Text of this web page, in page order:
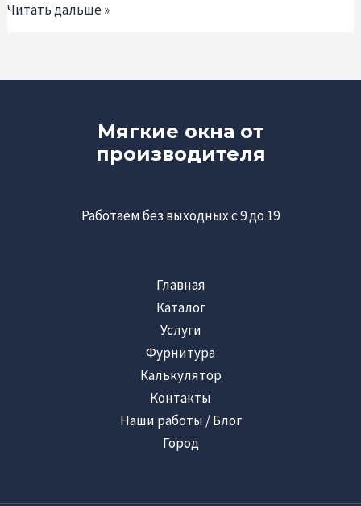
Читать дальше »
Мягкие окна от
производителя
Работаем без выходных с 9 до 19
Главная
Каталог
Услуги
Фурнитура
Калькулятор
Контакты
Наши работы / Блог
Город